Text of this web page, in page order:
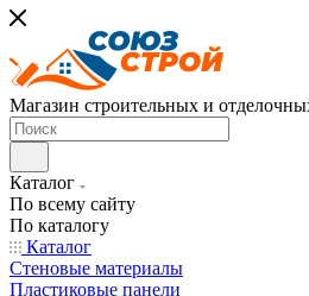
Магазин строительных и
Каталог
По всему сайту
По каталогу
Каталог
Стеновые материалы
Пластиковые панели